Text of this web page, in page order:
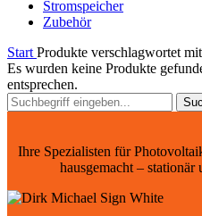
Stromspeicher
Zubehör
Start Produkte verschlagwortet
Es wurden keine Produkte
entsprechen.
Ihre Spezialisten für
hausgemacht –